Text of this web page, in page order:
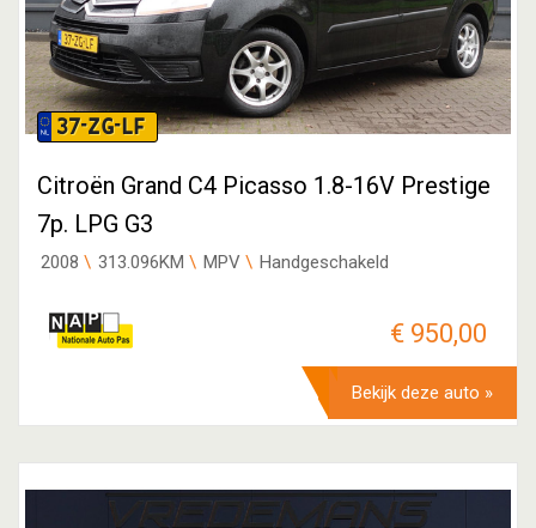
37-ZG-LF
Citroën Grand C4 Picasso 1.8-16V Prestige
7p. LPG G3
2008 313.096KM MPV Handgeschakeld
€ 950,00
Bekijk deze auto »